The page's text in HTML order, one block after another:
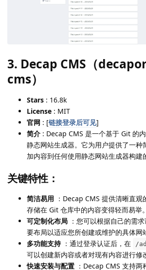
3. Decap CMS（
cms）
Stars : 16.8k
License : MIT
官网 : [链接登录后可见]
简介 : Decap CMS 是一个基于 Git 的
静态网站生成器。它为用户提供了一种
加内容到任何使用静态网站生成器构建
关键特性：
简洁易用 ：Decap CMS 提供清晰直
存储在 Git 仓库中的内容变得轻而易举。
可定制化布局 ：您可以根据自己的需
要布局以适应您所创建或维护的具体网
多功能支持：通过登录认证后，在 /
可以创建新内容或者对现有内容进行修
快速安装与配置 ：Decap CMS 支持两